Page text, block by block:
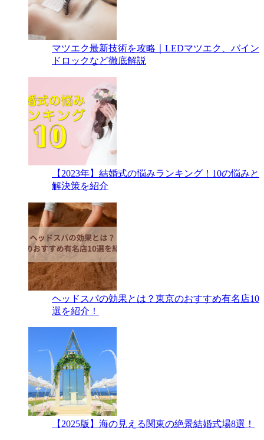
マツエク最新技術を攻略｜LEDマツエク、バイン
ドロックなど徹底解説
【2023年】結婚式の悩みランキング！10の悩みと
解決策を紹介
ヘッドスパの効果とは？東京のおすすめ有名店10
選を紹介！
【2025版】海の見える関東の絶景結婚式場8選！